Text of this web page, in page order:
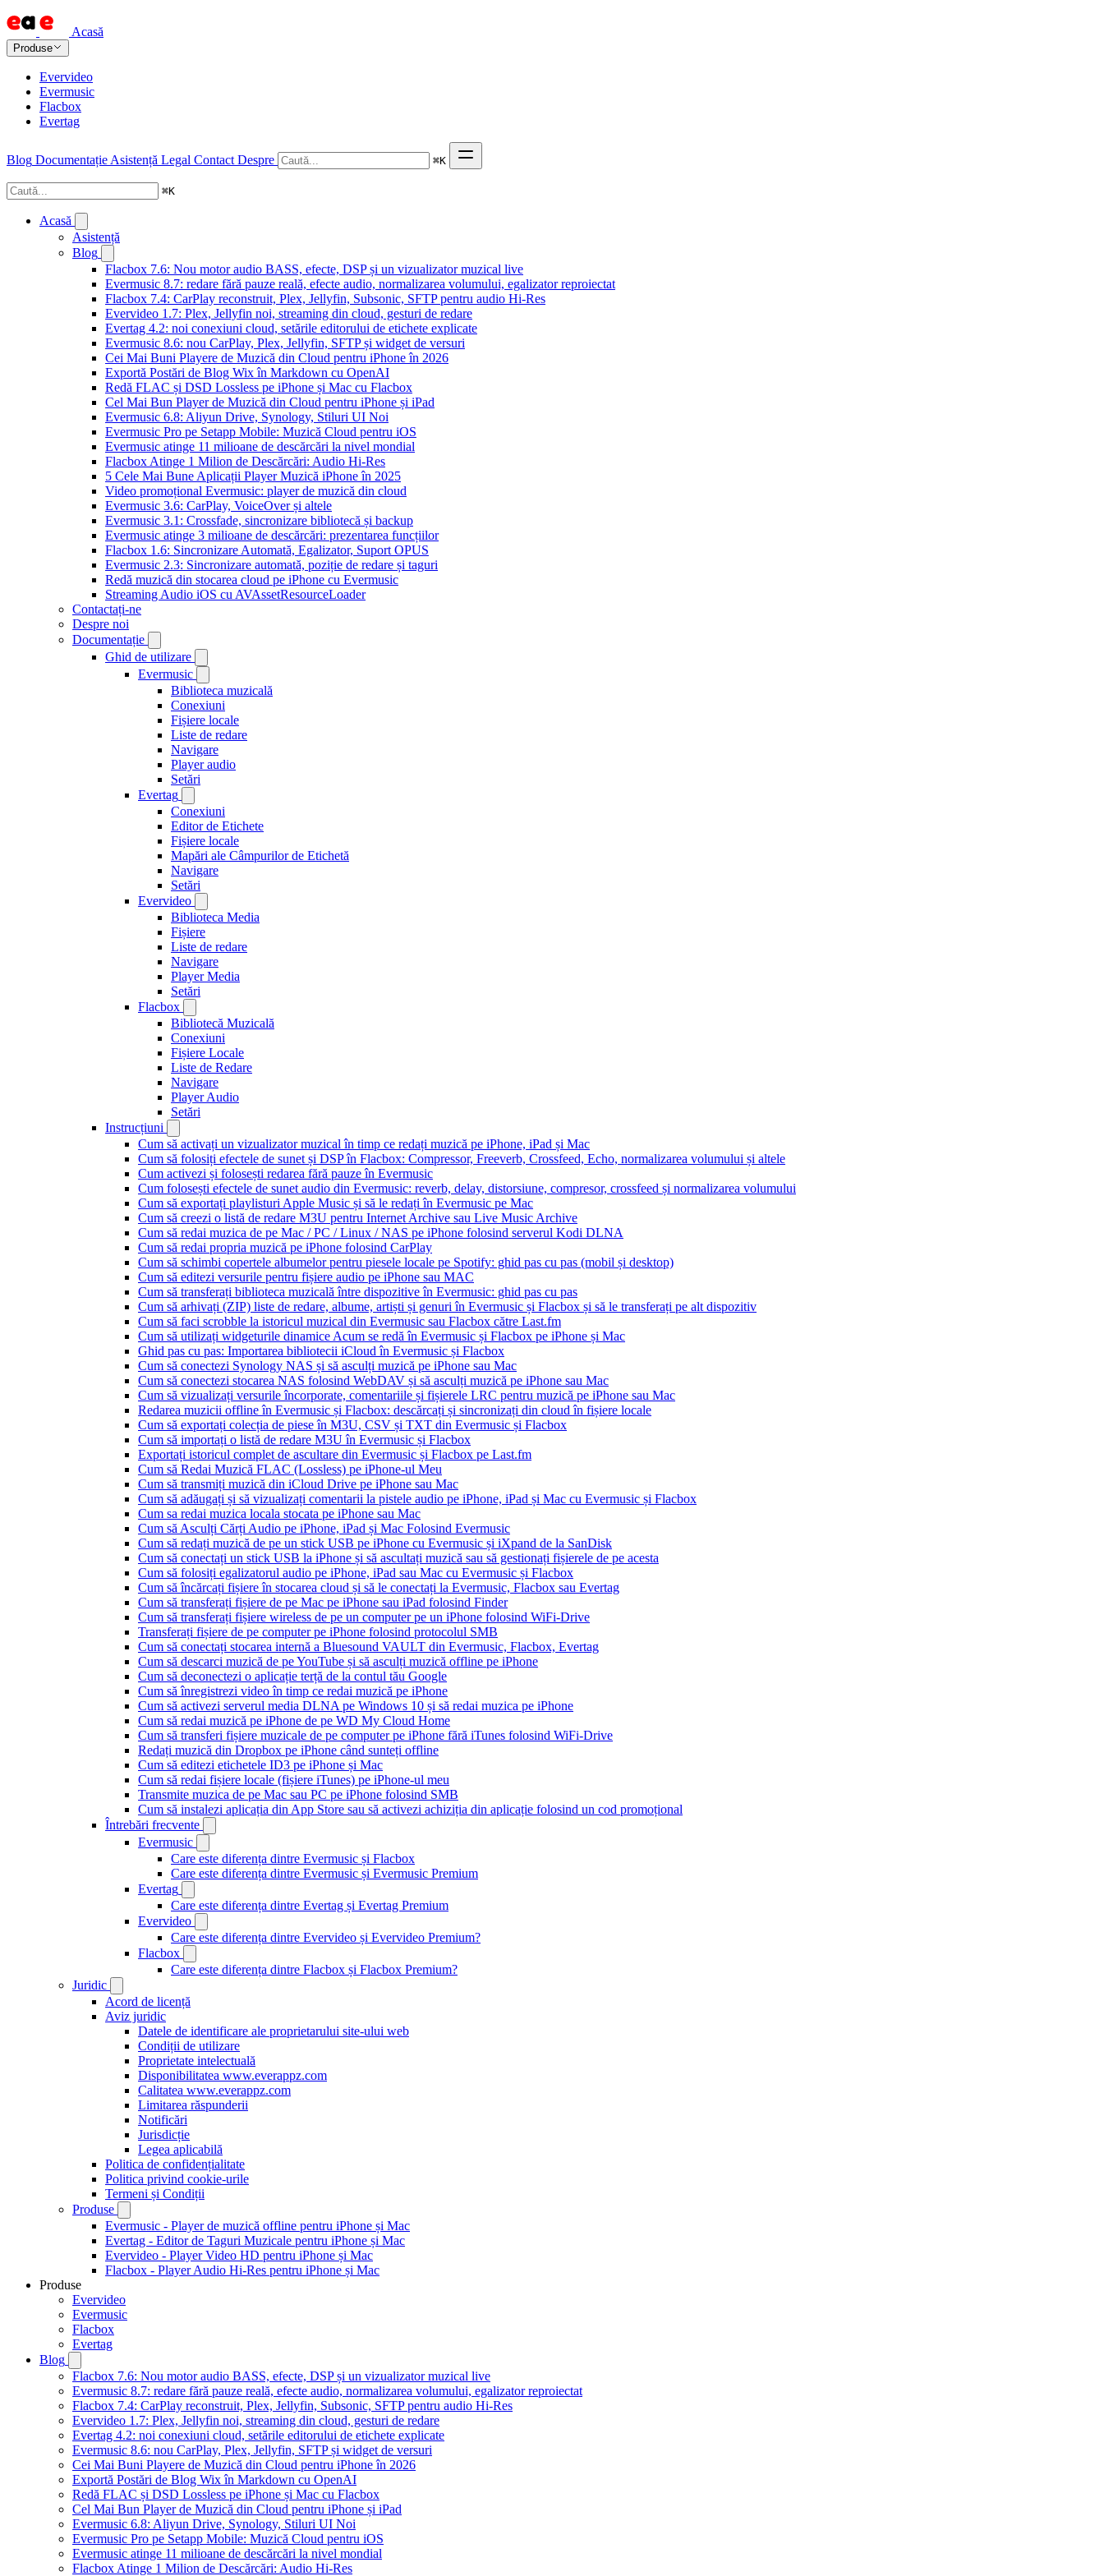
Acasă
Produse
Evervideo
Evermusic
Flacbox
Evertag
Blog Documentație Asistență Legal Contact Despre ⌘K
⌘K
Acasă
Asistență
Blog
Flacbox 7.6: Nou motor audio BASS, efecte, DSP și un vizualizator muzical live
Evermusic 8.7: redare fără pauze reală, efecte audio, normalizarea volumului, egalizator reproiectat
Flacbox 7.4: CarPlay reconstruit, Plex, Jellyfin, Subsonic, SFTP pentru audio Hi-Res
Evervideo 1.7: Plex, Jellyfin noi, streaming din cloud, gesturi de redare
Evertag 4.2: noi conexiuni cloud, setările editorului de etichete explicate
Evermusic 8.6: nou CarPlay, Plex, Jellyfin, SFTP și widget de versuri
Cei Mai Buni Playere de Muzică din Cloud pentru iPhone în 2026
Exportă Postări de Blog Wix în Markdown cu OpenAI
Redă FLAC și DSD Lossless pe iPhone și Mac cu Flacbox
Cel Mai Bun Player de Muzică din Cloud pentru iPhone și iPad
Evermusic 6.8: Aliyun Drive, Synology, Stiluri UI Noi
Evermusic Pro pe Setapp Mobile: Muzică Cloud pentru iOS
Evermusic atinge 11 milioane de descărcări la nivel mondial
Flacbox Atinge 1 Milion de Descărcări: Audio Hi-Res
5 Cele Mai Bune Aplicații Player Muzică iPhone în 2025
Video promoțional Evermusic: player de muzică din cloud
Evermusic 3.6: CarPlay, VoiceOver și altele
Evermusic 3.1: Crossfade, sincronizare bibliotecă și backup
Evermusic atinge 3 milioane de descărcări: prezentarea funcțiilor
Flacbox 1.6: Sincronizare Automată, Egalizator, Suport OPUS
Evermusic 2.3: Sincronizare automată, poziție de redare și taguri
Redă muzică din stocarea cloud pe iPhone cu Evermusic
Streaming Audio iOS cu AVAssetResourceLoader
Contactați-ne
Despre noi
Documentație
Ghid de utilizare
Evermusic
Biblioteca muzicală
Conexiuni
Fișiere locale
Liste de redare
Navigare
Player audio
Setări
Evertag
Conexiuni
Editor de Etichete
Fișiere locale
Mapări ale Câmpurilor de Etichetă
Navigare
Setări
Evervideo
Biblioteca Media
Fișiere
Liste de redare
Navigare
Player Media
Setări
Flacbox
Bibliotecă Muzicală
Conexiuni
Fișiere Locale
Liste de Redare
Navigare
Player Audio
Setări
Instrucțiuni
Cum să activați un vizualizator muzical în timp ce redați muzică pe iPhone, iPad și Mac
Cum să folosiți efectele de sunet și DSP în Flacbox: Compressor, Freeverb, Crossfeed, Echo, normalizarea volumului și altele
Cum activezi și folosești redarea fără pauze în Evermusic
Cum folosești efectele de sunet audio din Evermusic: reverb, delay, distorsiune, compresor, crossfeed și normalizarea volumului
Cum să exportați playlisturi Apple Music și să le redați în Evermusic pe Mac
Cum să creezi o listă de redare M3U pentru Internet Archive sau Live Music Archive
Cum să redai muzica de pe Mac / PC / Linux / NAS pe iPhone folosind serverul Kodi DLNA
Cum să redai propria muzică pe iPhone folosind CarPlay
Cum să schimbi copertele albumelor pentru piesele locale pe Spotify: ghid pas cu pas (mobil și desktop)
Cum să editezi versurile pentru fișiere audio pe iPhone sau MAC
Cum să transferați biblioteca muzicală între dispozitive în Evermusic: ghid pas cu pas
Cum să arhivați (ZIP) liste de redare, albume, artiști și genuri în Evermusic și Flacbox și să le transferați pe alt dispozitiv
Cum să faci scrobble la istoricul muzical din Evermusic sau Flacbox către Last.fm
Cum să utilizați widgeturile dinamice Acum se redă în Evermusic și Flacbox pe iPhone și Mac
Ghid pas cu pas: Importarea bibliotecii iCloud în Evermusic și Flacbox
Cum să conectezi Synology NAS și să asculți muzică pe iPhone sau Mac
Cum să conectezi stocarea NAS folosind WebDAV și să asculți muzică pe iPhone sau Mac
Cum să vizualizați versurile încorporate, comentariile și fișierele LRC pentru muzică pe iPhone sau Mac
Redarea muzicii offline în Evermusic și Flacbox: descărcați și sincronizați din cloud în fișiere locale
Cum să exportați colecția de piese în M3U, CSV și TXT din Evermusic și Flacbox
Cum să importați o listă de redare M3U în Evermusic și Flacbox
Exportați istoricul complet de ascultare din Evermusic și Flacbox pe Last.fm
Cum să Redai Muzică FLAC (Lossless) pe iPhone-ul Meu
Cum să transmiți muzică din iCloud Drive pe iPhone sau Mac
Cum să adăugați și să vizualizați comentarii la pistele audio pe iPhone, iPad și Mac cu Evermusic și Flacbox
Cum sa redai muzica locala stocata pe iPhone sau Mac
Cum să Asculți Cărți Audio pe iPhone, iPad și Mac Folosind Evermusic
Cum să redați muzică de pe un stick USB pe iPhone cu Evermusic și iXpand de la SanDisk
Cum să conectați un stick USB la iPhone și să ascultați muzică sau să gestionați fișierele de pe acesta
Cum să folosiți egalizatorul audio pe iPhone, iPad sau Mac cu Evermusic și Flacbox
Cum să încărcați fișiere în stocarea cloud și să le conectați la Evermusic, Flacbox sau Evertag
Cum să transferați fișiere de pe Mac pe iPhone sau iPad folosind Finder
Cum să transferați fișiere wireless de pe un computer pe un iPhone folosind WiFi-Drive
Transferați fișiere de pe computer pe iPhone folosind protocolul SMB
Cum să conectați stocarea internă a Bluesound VAULT din Evermusic, Flacbox, Evertag
Cum să descarci muzică de pe YouTube și să asculți muzică offline pe iPhone
Cum să deconectezi o aplicație terță de la contul tău Google
Cum să înregistrezi video în timp ce redai muzică pe iPhone
Cum să activezi serverul media DLNA pe Windows 10 și să redai muzica pe iPhone
Cum să redai muzică pe iPhone de pe WD My Cloud Home
Cum să transferi fișiere muzicale de pe computer pe iPhone fără iTunes folosind WiFi-Drive
Redați muzică din Dropbox pe iPhone când sunteți offline
Cum să editezi etichetele ID3 pe iPhone și Mac
Cum să redai fișiere locale (fișiere iTunes) pe iPhone-ul meu
Transmite muzica de pe Mac sau PC pe iPhone folosind SMB
Cum să instalezi aplicația din App Store sau să activezi achiziția din aplicație folosind un cod promoțional
Întrebări frecvente
Evermusic
Care este diferența dintre Evermusic și Flacbox
Care este diferența dintre Evermusic și Evermusic Premium
Evertag
Care este diferența dintre Evertag și Evertag Premium
Evervideo
Care este diferența dintre Evervideo și Evervideo Premium?
Flacbox
Care este diferența dintre Flacbox și Flacbox Premium?
Juridic
Acord de licență
Aviz juridic
Datele de identificare ale proprietarului site-ului web
Condiții de utilizare
Proprietate intelectuală
Disponibilitatea www.everappz.com
Calitatea www.everappz.com
Limitarea răspunderii
Notificări
Jurisdicție
Legea aplicabilă
Politica de confidențialitate
Politica privind cookie-urile
Termeni și Condiții
Produse
Evermusic - Player de muzică offline pentru iPhone și Mac
Evertag - Editor de Taguri Muzicale pentru iPhone și Mac
Evervideo - Player Video HD pentru iPhone și Mac
Flacbox - Player Audio Hi-Res pentru iPhone și Mac
Produse
Evervideo
Evermusic
Flacbox
Evertag
Blog
Flacbox 7.6: Nou motor audio BASS, efecte, DSP și un vizualizator muzical live
Evermusic 8.7: redare fără pauze reală, efecte audio, normalizarea volumului, egalizator reproiectat
Flacbox 7.4: CarPlay reconstruit, Plex, Jellyfin, Subsonic, SFTP pentru audio Hi-Res
Evervideo 1.7: Plex, Jellyfin noi, streaming din cloud, gesturi de redare
Evertag 4.2: noi conexiuni cloud, setările editorului de etichete explicate
Evermusic 8.6: nou CarPlay, Plex, Jellyfin, SFTP și widget de versuri
Cei Mai Buni Playere de Muzică din Cloud pentru iPhone în 2026
Exportă Postări de Blog Wix în Markdown cu OpenAI
Redă FLAC și DSD Lossless pe iPhone și Mac cu Flacbox
Cel Mai Bun Player de Muzică din Cloud pentru iPhone și iPad
Evermusic 6.8: Aliyun Drive, Synology, Stiluri UI Noi
Evermusic Pro pe Setapp Mobile: Muzică Cloud pentru iOS
Evermusic atinge 11 milioane de descărcări la nivel mondial
Flacbox Atinge 1 Milion de Descărcări: Audio Hi-Res